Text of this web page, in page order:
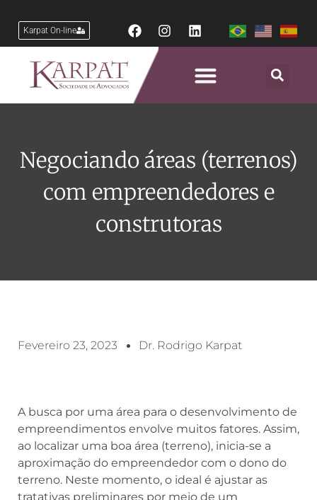
Karpat On-line
Negociando áreas (terrenos)
com empreendedores e
construtoras
Fevereiro 23, 2023 Dr. Rodrigo Karpat
A busca por uma área para o desenvolvimento de
empreendimentos envolve muitos fatores. Assim,
ao localizar uma boa área (terreno), inicia-se a
aproximação do empreendedor com o dono do
terreno. Neste momento, o ideal é ajustar as
tratativas preliminares por meio de um